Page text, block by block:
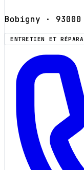
Bobigny · 93000
ENTRETIEN ET